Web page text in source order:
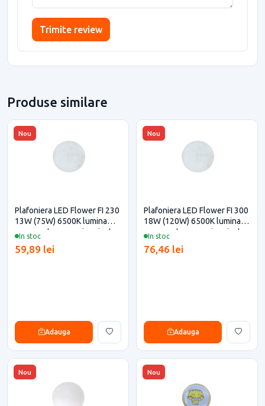
Trimite review
Produse similare
Nou
In stoc
Plafoniera LED Flower FI 230
13W (75W) 6500K lumina
rece pentru casa si proiecte
59,89 lei
Adauga
Nou
In stoc
Plafoniera LED Flower FI 300
18W (120W) 6500K lumina
rece pentru casa si proiecte
76,46 lei
Adauga
Nou Nou